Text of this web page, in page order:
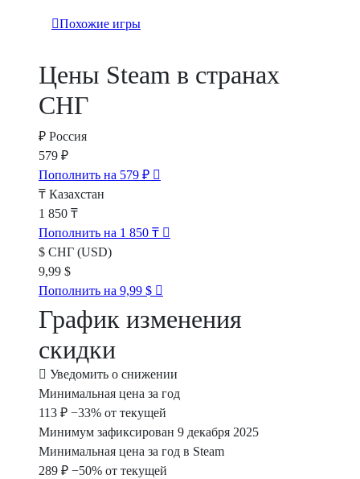
Похожие игры
Цены Steam в странах
СНГ
₽ Россия
579 ₽
Пополнить на 579 ₽
₸ Казахстан
1 850 ₸
Пополнить на 1 850 ₸
$ СНГ (USD)
9,99 $
Пополнить на 9,99 $
График изменения
скидки
Уведомить о снижении
Минимальная цена за год
113 ₽ −33% от текущей
Минимум зафиксирован 9 декабря 2025
Минимальная цена за год в Steam
289 ₽ −50% от текущей